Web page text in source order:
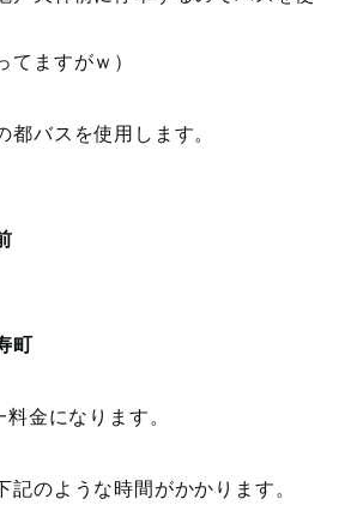
てますがｗ）
都バスを使用します。
町
料金になります。
記のような時間がかかります。